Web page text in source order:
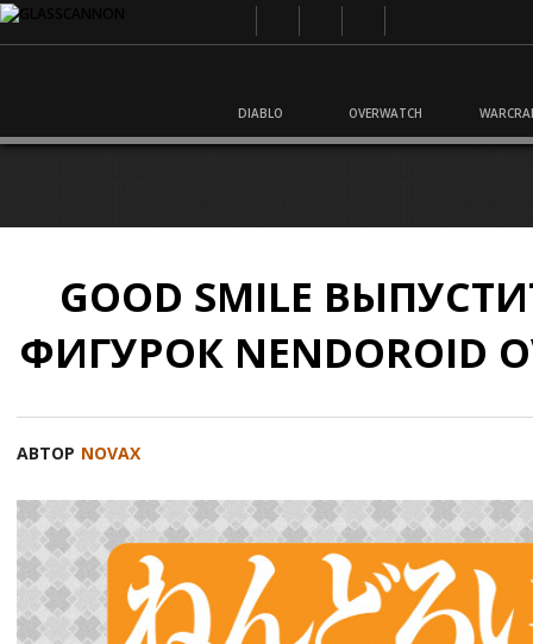
DIABLO OVERWATCH
GOOD SMILE
ФИГУРОК NENDOROID
АВТОР NOVAX